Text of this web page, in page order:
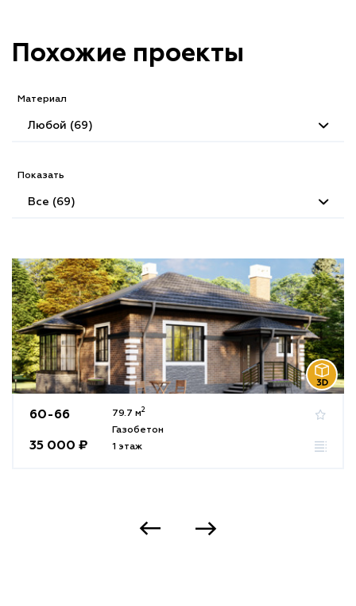
Похожие проекты
Материал
Любой (69)
Показать
Все (69)
60-66
35 000 ₽
79.7 м2
Газобетон
1 этаж